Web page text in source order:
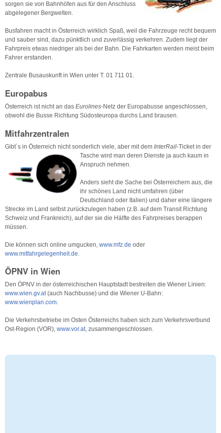
sorgen sie von Bahnhöfen aus für den Anschluss
abgelegener Bergwelten.
Busfahren macht in Österreich wirklich Spaß, weil die Fahrzeuge recht bequem
und sauber sind, dazu pünktlich und zuverlässig verkehren. Zudem liegt der
Fahrpreis etwas niedriger als bei der Bahn. Die Fahrkarten werden meist beim
Fahrer erstanden.
Zentrale Busauskunft in Wien unter T. 01 711 01.
Europabus
Österreich ist nicht an das Eurolines-Netz der Europabusse angeschlossen,
obwohl die Busse Richtung Südosteuropa durchs Land brausen.
Mitfahrzentralen
Gibt´s in Österreich nicht sonderlich viele, aber mit dem InterRail-Ticket in der
Tasche wird man deren Dienste ja auch kaum in
Anspruch nehmen.
Anders sieht die Sache bei Österreichern aus, die
ihr schönes Land nicht umfahren (über
Deutschland oder Italien) und daher eine längere
Strecke im Land selbst zurückzulegen haben (z.B. auf dem Transit Richtung
Schweiz und Frankreich), auf der sie die Hälfte des Fahrpreises berappen
müssen.
Die können sich online umgucken, www.mfz.de oder
www.mitfahrgelegenheit.de
ÖPNV in Wien
Den ÖPNV in der österreichischen Hauptstadt bestreiten die Wiener Linien:
www.wien.gv.at(auch Nachbusse) und die Wiener U-Bahn:
www.wienplan.com.
Die Verkehrsbetriebe im Osten Österreichs haben sich zum Verkehrsverbund
Ost-Region (VOR), www.vor.at, zusammengeschlossen.